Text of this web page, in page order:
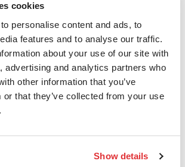
cookies
personalise content and ads, to
features and to analyse our traffic.
about your use of our site with
advertising and analytics partners who
other information that you’ve
or that they’ve collected from your use
Show details
at de nå leverer på nettopp
også som en live-demo på
viste hvordan Marvis
over 6 prosent av
kvalitet, fant rotårsaken i
justerte